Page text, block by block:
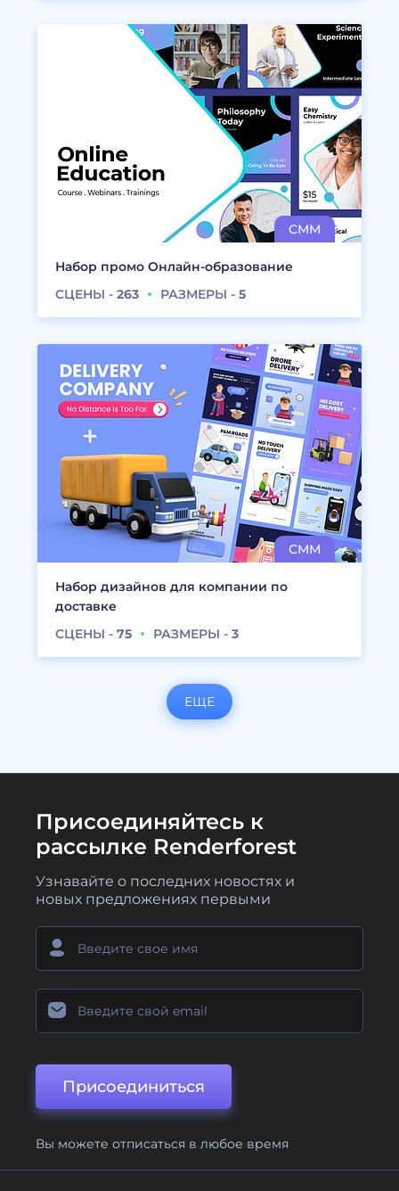
Набор промо Онлайн-образование
СЦЕНЫ - 263 РАЗМЕРЫ - 5
Набор дизайнов для компании по
доставке
СЦЕНЫ - 75 РАЗМЕРЫ - 3
ЕЩЕ
Присоединяйтесь к
рассылке Renderforest
Узнавайте о последних новостях и
новых предложениях первыми
Присоединиться
Вы можете отписаться в любое время